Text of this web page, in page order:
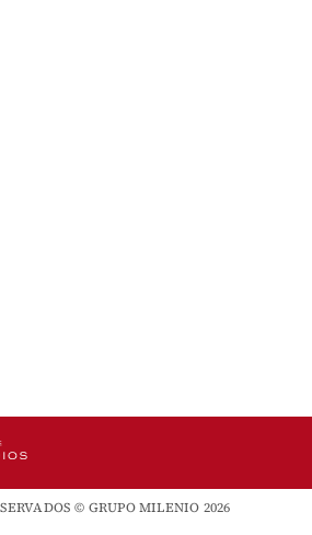
© GRUPO MILENIO 2026